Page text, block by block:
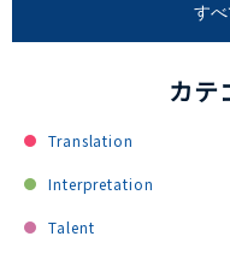
す
カテ
Translation
Interpretation
Talent